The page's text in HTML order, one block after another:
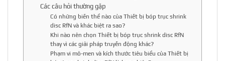
Các câu hỏi thường gặp
Có những biến thể nào của Thiết bị bóp trục shrink
disc RfN và khác biệt ra sao?
Khi nào nên chọn Thiết bị bóp trục shrink disc RfN
thay vì các giải pháp truyền động khác?
Phạm vi mô-men và kích thước tiêu biểu của Thiết bị